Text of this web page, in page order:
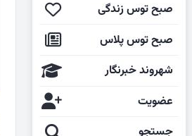
صبح توس زندگی
صبح توس پلاس
شهروند خبرنگار
عضویت
جستجو